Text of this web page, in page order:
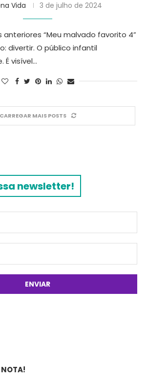
Vida 3 de julho de 2024
anteriores “Meu malvado favorito 4”
divertir. O público infantil
É visível…
CARREGAR MAIS POSTS
newsletter!
NOTA!